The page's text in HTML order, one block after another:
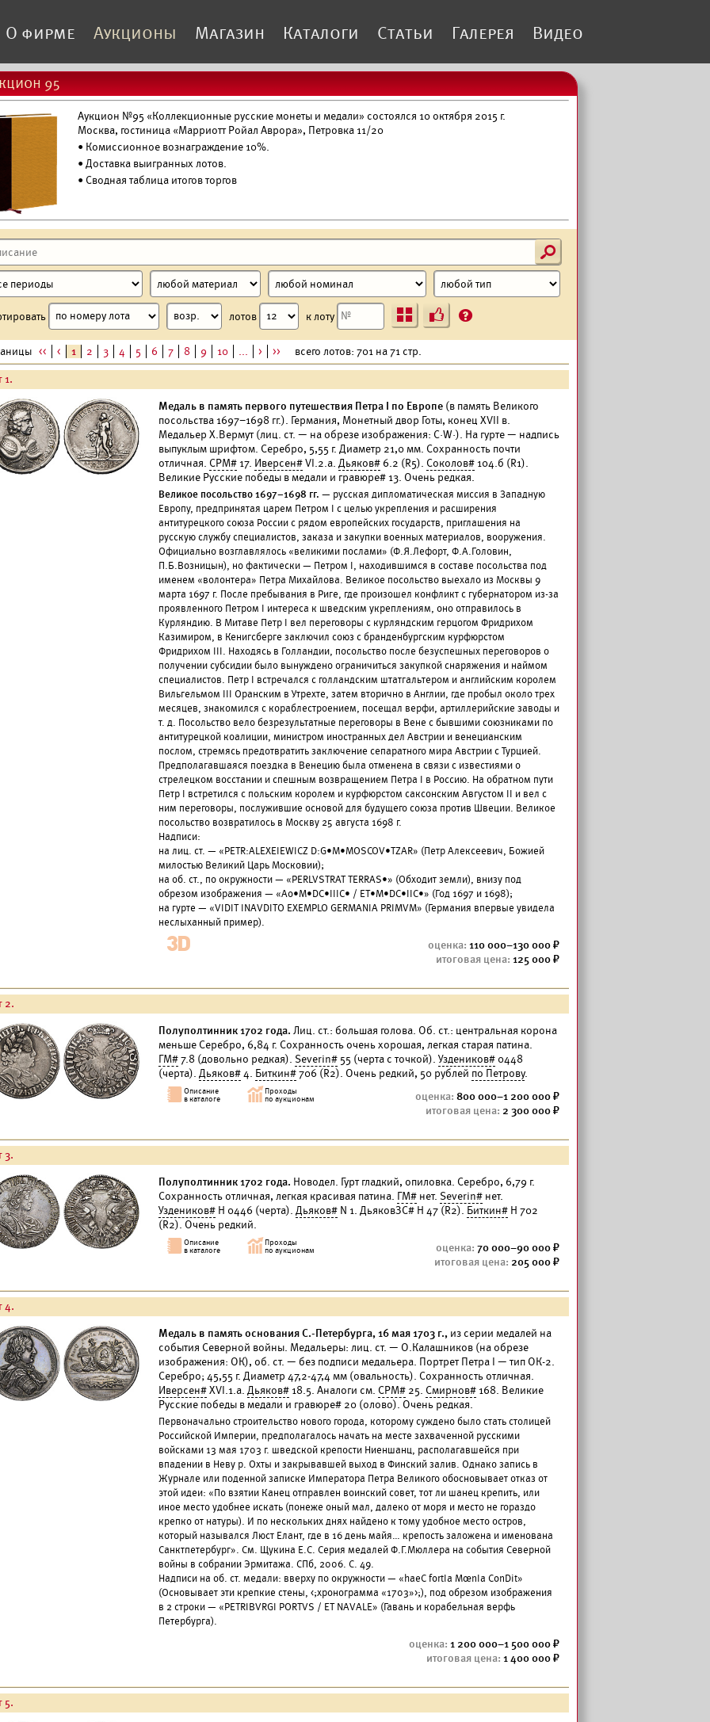
О фирме Аукционы Магазин Каталоги Статьи Галерея Видео
95
Аукцион №95 «Коллекционные русские монеты и медали» состоялся 10 октября 2015 г.
Москва, гостиница «Марриотт Ройал Аврора», Петровка 11/20
• Комиссионное вознаграждение 10%.
• Доставка выигранных лотов.
• Сводная таблица итогов торгов
s
лотов к лоту Ъ ?
<< < 1 2 3 4 5 6 7 8 9 10 ... > >> всего лотов: 701 на 71 стр.
1.
Медаль в память первого путешествия Петра I по Европе (в память Великого
посольства 1697–1698 гг.). Германия, Монетный двор Готы, конец XVII в.
Медальер Х.Вермут (лиц. ст. — на обрезе изображения: C·W·). На гурте — надпись
выпуклым шрифтом. Серебро, 5,55 г. Диаметр 21,0 мм. Сохранность почти
отличная. СРМ# 17. Иверсен#VI.2.а. Дьяков# 6.2 (R5). Соколов# 104.б (R1).
Великие Русские победы в медали и гравюре# 13. Очень редкая.
Великое посольство 1697–1698 гг. — русская дипломатическая миссия в Западную
Европу, предпринятая царем Петром I с целью укрепления и расширения
антитурецкого союза России с рядом европейских государств, приглашения на
русскую службу специалистов, заказа и закупки военных материалов, вооружения.
Официально возглавлялось «великими послами» (Ф.Я.Лефорт, Ф.А.Головин,
П.Б.Возницын), но фактически — Петром I, находившимся в составе посольства под
именем «волонтера» Петра Михайлова. Великое посольство выехало из Москвы 9
марта 1697 г. После пребывания в Риге, где произошел конфликт с губернатором из-за
проявленного Петром I интереса к шведским укреплениям, оно отправилось в
Курляндию. В Митаве Петр I вел переговоры с курляндским герцогом Фридрихом
Казимиром, в Кенигсберге заключил союз с бранденбургским курфюрстом
Фридрихом III. Находясь в Голландии, посольство после безуспешных переговоров о
получении субсидии было вынуждено ограничиться закупкой снаряжения и наймом
специалистов. Петр I встречался с голландским штатгальтером и английским королем
Вильгельмом III Оранским в Утрехте, затем вторично в Англии, где пробыл около трех
месяцев, знакомился с кораблестроением, посещал верфи, артиллерийские заводы и
т. д. Посольство вело безрезультатные переговоры в Вене с бывшими союзниками по
антитурецкой коалиции, министром иностранных дел Австрии и венецианским
послом, стремясь предотвратить заключение сепаратного мира Австрии с Турцией.
Предполагавшаяся поездка в Венецию была отменена в связи с известиями о
стрелецком восстании и спешным возвращением Петра I в Россию. На обратном пути
Петр I встретился с польским королем и курфюрстом саксонским Августом II и вел с
ним переговоры, послужившие основой для будущего союза против Швеции. Великое
посольство возвратилось в Москву 25 августа 1698 г.
Надписи:
на лиц. ст. — «PETR:ALEXEIEWICZ D:G•M•MOSCOV•TZAR» (Петр Алексеевич, Божией
милостью Великий Царь Московии);
на об. ст., по окружности — «PERLVSTRAT TERRAS•» (Обходит земли), внизу под
обрезом изображения — «Ao•M•DC•IIIC• / ET•M•DC•IIC•» (Год 1697 и 1698);
на гурте — «VIDIT INAVDITO EXEMPLO GERMANIA PRIMVM» (Германия впервые увидела
неслыханный пример).
110 000–130 000
125 000
2.
Полуполтинник 1702 года. Лиц. ст.: большая голова. Об. ст.: центральная корона
меньше Серебро, 6,84 г. Сохранность очень хорошая, легкая старая патина.
ГМ#7.8 (довольно редкая). Severin# 55 (черта с точкой). Уздеников# 0448
(черта). Дьяков#4. Биткин#706 (R2). Очень редкий, 50 рублей по Петрову.
800 000–1 200 000
2 300 000
3.
Полуполтинник 1702 года. Новодел. Гурт гладкий, опиловка. Серебро, 6,79 г.
Сохранность отличная, легкая красивая патина. ГМ# нет. Severin# нет.
Уздеников# Н 0446 (черта). Дьяков# N 1. ДьяковЗС# Н 47 (R2). Биткин# Н 702
(R2). Очень редкий.
70 000–90 000
205 000
4.
Медаль в память основания С.-Петербурга, 16 мая 1703 г., из серии медалей на
события Северной войны. Медальеры: лиц. ст. — О.Калашников (на обрезе
изображения: ОК), об. ст. — без подписи медальера. Портрет Петра I — тип ОК-2.
Серебро; 45,55 г. Диаметр 47,2-47,4 мм (овальность). Сохранность отличная.
Иверсен#XVI.1.а. Дьяков# 18.5. Аналоги см. СРМ# 25. Смирнов# 168. Великие
Русские победы в медали и гравюре# 20 (олово). Очень редкая.
Первоначально строительство нового города, которому суждено было стать столицей
Российской Империи, предполагалось начать на месте захваченной русскими
войсками 13 мая 1703 г. шведской крепости Ниеншанц, располагавшейся при
впадении в Неву р. Охты и закрывавшей выход в Финский залив. Однако запись в
Журнале или поденной записке Императора Петра Великого обосновывает отказ от
этой идеи: «По взятии Канец отправлен воинский совет, тот ли шанец крепить, или
иное место удобнее искать (понеже оный мал, далеко от моря и место не гораздо
крепко от натуры). И по нескольких днях найдено к тому удобное место остров,
который назывался Люст Елант, где в 16 день майя… крепость заложена и именована
Санктпетербург». См. Щукина Е.С. Серия медалей Ф.Г.Мюллера на события Северной
войны в собрании Эрмитажа. СПб, 2006. С. 49.
Надписи на об. ст. медали: вверху по окружности — «haeC fortIa MœnIa ConDit»
(Основывает эти крепкие стены, <;хронограмма «1703»>;), под обрезом изображения
в 2 строки — «PETRIBVRGI PORTVS / ET NAVALE» (Гавань и корабельная верфь
Петербурга).
1 200 000–1 500 000
1 400 000
5.